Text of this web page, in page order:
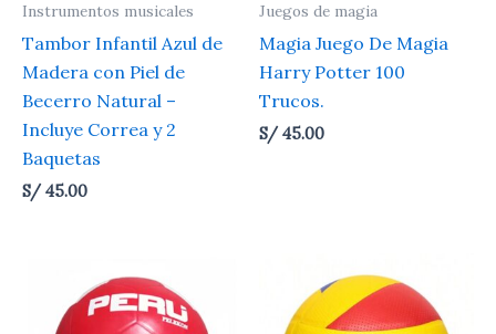
Instrumentos musicales
Tambor Infantil Azul de
Madera con Piel de
Becerro Natural –
Incluye Correa y 2
Baquetas
S/45.00
Juegos de magia
Magia Juego De Magia
Harry Potter 100
Trucos.
S/45.00